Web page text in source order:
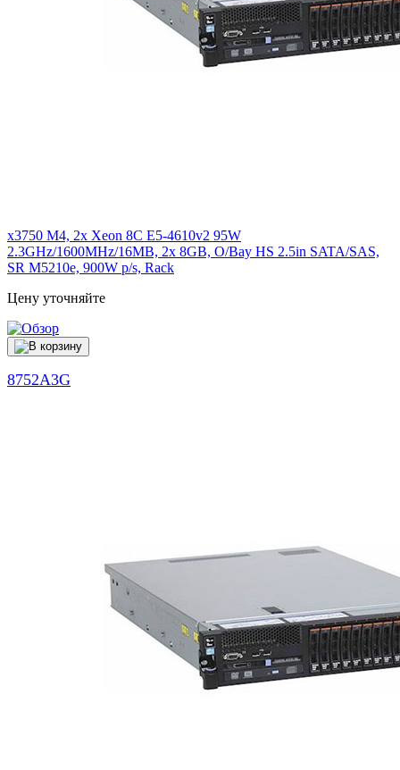
x3750 M4, 2x Xeon 8C E5-4610v2 95W
2.3GHz/1600MHz/16MB, 2x 8GB, O/Bay HS 2.5in SATA/SAS,
SR M5210e, 900W p/s, Rack
Цену уточняйте
8752A3G